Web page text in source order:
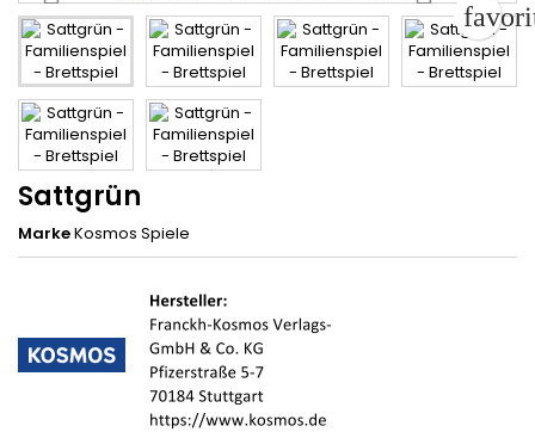
Sattgrün
MarkeKosmos Spiele